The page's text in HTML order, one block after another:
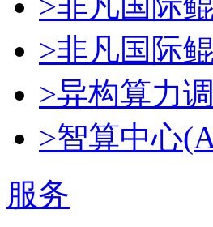
>非凡国际
>异构算力
>智算中心
服务